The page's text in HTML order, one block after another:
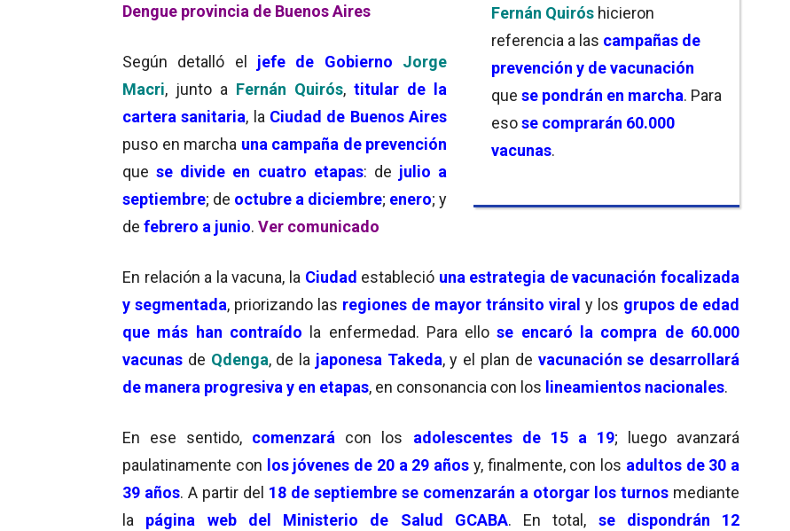
Fernán Quirós hicieron
referencia a las campañas de
prevención y de vacunación
que se pondrán en marcha. Para
esose comprarán 60.000
vacunas.
Dengue provincia de Buenos Aires
Según detalló el jefe de Gobierno
Jorge
Macri, junto a Fernán Quirós, titular de la
cartera sanitaria, la Ciudad de Buenos Aires
puso en marcha una campaña de prevención
que se divide en cuatro etapas: de julio a
septiembre; de octubre a diciembre; enero; y
de febrero a junio. Ver comunicado
En relación a la vacuna, la Ciudad estableció una estrategia de vacunación focalizada
y segmentada, priorizando las regiones de mayor tránsito viral y los grupos de edad
que más han contraído la enfermedad. Para ellose encaró la compra de 60.000
vacunas de Qdenga, de la japonesa Takeda, y el plan de vacunación se desarrollará
de manera progresiva y en etapas, en consonancia con los lineamientos nacionales.
En ese sentido, comenzará con los adolescentes de 15 a 19; luego avanzará
paulatinamente con los jóvenes de 20 a 29 años y, finalmente, con los adultos de 30 a
39 años. A partir del 18 de septiembre se comenzarán a otorgar los turnos mediante
la página web del Ministerio de Salud GCABA. En total, se dispondrán 12